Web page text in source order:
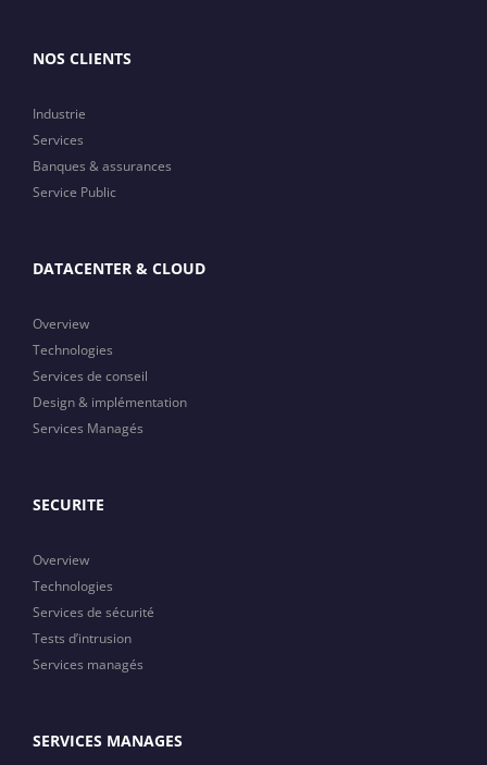
NOS CLIENTS
Industrie
Services
Banques & assurances
Service Public
DATACENTER & CLOUD
Overview
Technologies
Services de conseil
Design & implémentation
Services Managés
SECURITE
Overview
Technologies
Services de sécurité
Tests d’intrusion
Services managés
SERVICES MANAGES